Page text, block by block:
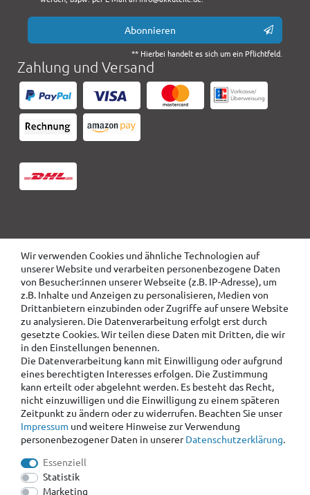
Wir verwenden Cookies und ähnliche Technologien auf
unserer Website und verarbeiten personenbezogene Daten
von Besucher:innen unserer Webseite (z.B. IP-Adresse), um
z.B. Inhalte und Anzeigen zu personalisieren, Medien von
Drittanbietern einzubinden oder Zugriffe auf unsere Website
zu analysieren. Die Datenverarbeitung erfolgt erst durch
gesetzte Cookies. Wir teilen diese Daten mit Dritten, die wir
in den Einstellungen benennen.
Die Datenverarbeitung kann mit Einwilligung oder aufgrund
eines berechtigten Interesses erfolgen. Die Zustimmung
kann erteilt oder abgelehnt werden. Es besteht das Recht,
nicht einzuwilligen und die Einwilligung zu einem späteren
Zeitpunkt zu ändern oder zu widerrufen. Beachten Sie unser
Impressum und weitere Hinweise zur Verwendung
personenbezogener Daten in unsererDaten­schutz­erklärung.
Essenziell
Statistik
Marketing
Abonnieren
** Hierbei handelt es sich um ein Pflichtfeld.
Zahlung und Versand